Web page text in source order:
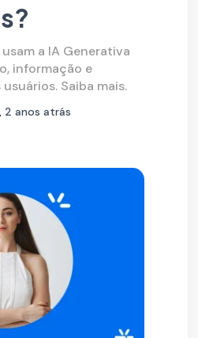
a IA Generativa
informação e
Saiba mais.
2 anos atrás